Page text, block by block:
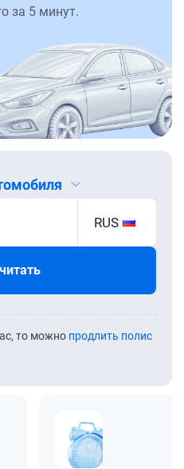
за 5 минут.
RUS
то можно продлить полис